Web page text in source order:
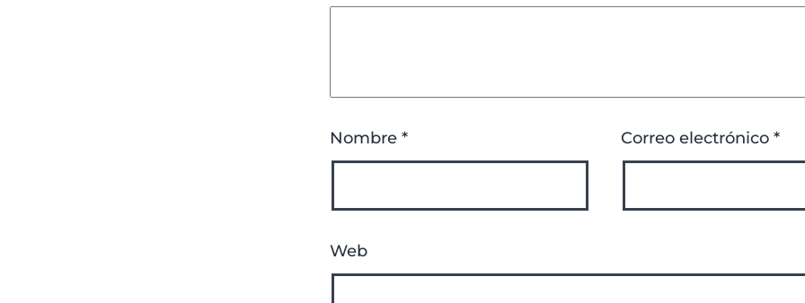
Nombre * Correo electrónico *
Web